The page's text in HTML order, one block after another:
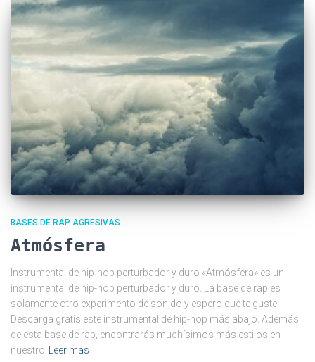
BASES DE RAP AGRESIVAS
Atmósfera
Instrumental de hip-hop perturbador y duro «Atmósfera» es un
instrumental de hip-hop perturbador y duro. La base de rap es
solamente otro experimento de sonido y espero que te guste.
Descarga gratis este instrumental de hip-hop más abajo. Además
de esta base de rap, encontrarás muchísimos más estilos en
nuestro Leer más